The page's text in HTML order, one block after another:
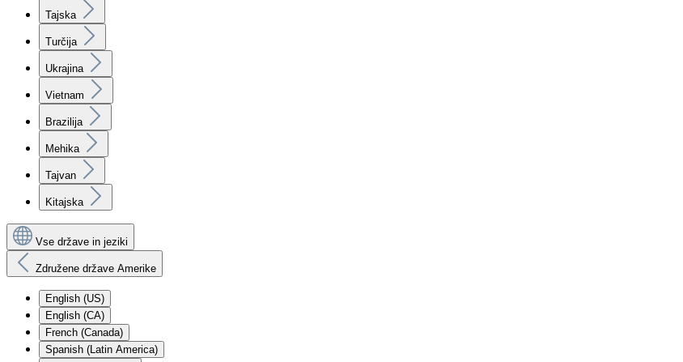
Tajska
Turčija
Ukrajina
Vietnam
Brazilija
Mehika
Tajvan
Kitajska
Vse države in jeziki
Združene države Amerike
English (US)
English (CA)
French (Canada)
Spanish (Latin America)